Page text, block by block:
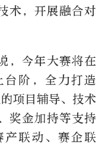
术，开展融合对
，今年大赛将在
阶，全力打造
项目辅导、技术
奖金加持等支持
联动、赛企联